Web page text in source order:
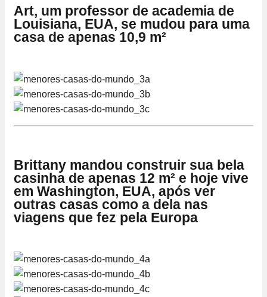
Art, um professor de academia de
Louisiana, EUA, se mudou para uma
casa de apenas 10,9 m²
Brittany mandou construir sua bela
casinha de apenas 12 m² e hoje vive
em Washington, EUA, após ver
outras casas como a dela nas
viagens que fez pela Europa